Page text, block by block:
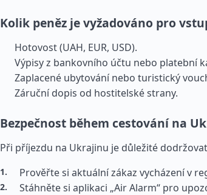
Kolik peněz je vyžadováno pro
Hotovost (UAH, EUR, USD).
Výpisy z bankovního účtu nebo platební
Zaplacené ubytování nebo turistický
Záruční dopis od hostitelské strany.
Bezpečnost během cestování na
Při příjezdu na Ukrajinu je důležité
Prověřte si aktuální zákaz vycházení v
Stáhněte si aplikaci „Air Alarm“ pro